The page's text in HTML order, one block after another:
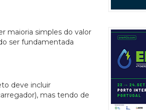
maioria simples do valor
ser fundamentada
deve incluir
mas tendo de